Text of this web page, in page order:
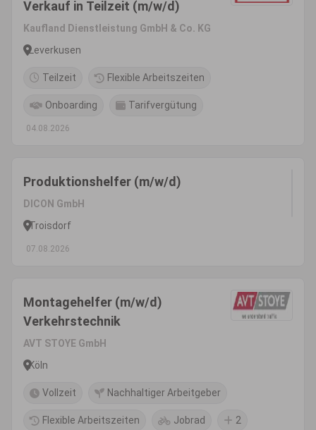
Verkauf in Teilzeit (m/w/d)
Kaufland Dienstleistung GmbH & Co. KG
Leverkusen
Teilzeit Flexible Arbeitszeiten
Onboarding Tarifvergütung
04.08.2026
Produktionshelfer (m/w/d)
DICON GmbH
Troisdorf
07.08.2026
Montagehelfer (m/w/d)
Verkehrstechnik
AVT STOYE GmbH
Köln
Vollzeit Nachhaltiger Arbeitgeber
Flexible Arbeitszeiten Jobrad 2